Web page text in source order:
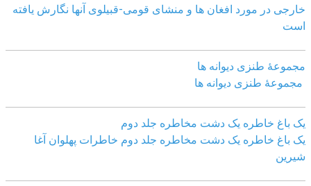
خارجی در مورد افغان ھا و منشای قومی-قبیلوی آنھا نگارش یافته
است
مجموعهٔ طنزی دیوانه ها
مجموعهٔ طنزی دیوانه ها
یک باغ خاطره یک دشت مخاطره جلد دوم
یک باغ خاطره یک دشت مخاطره جلد دوم خاطرات پهلوان آغا
شیرین